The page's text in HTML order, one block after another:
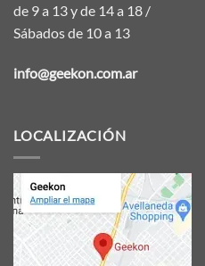
de 9 a 13 y de 14 a 18 /
Sábados de 10 a 13
info@geekon.com.ar
LOCALIZACIÓN